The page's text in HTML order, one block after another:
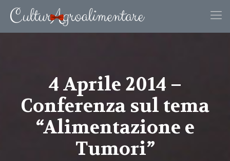
4 Aprile 2014 –
Conferenza sul tema
“Alimentazione e
Tumori”